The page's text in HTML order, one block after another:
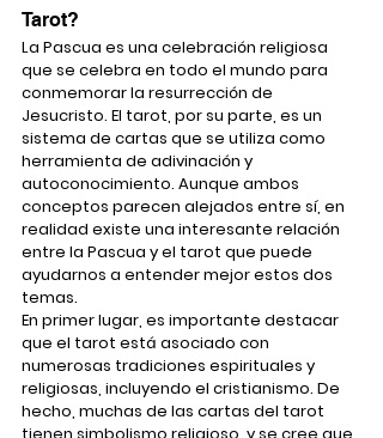
Tarot?
La Pascua es una celebración religiosa
que se celebra en todo el mundo para
conmemorar la resurrección de
Jesucristo. El tarot, por su parte, es un
sistema de cartas que se utiliza como
herramienta de adivinación y
autoconocimiento. Aunque ambos
conceptos parecen alejados entre sí, en
realidad existe una interesante relación
entre la Pascua y el tarot que puede
ayudarnos a entender mejor estos dos
temas.
En primer lugar, es importante destacar
que el tarot está asociado con
numerosas tradiciones espirituales y
religiosas, incluyendo el cristianismo. De
hecho, muchas de las cartas del tarot